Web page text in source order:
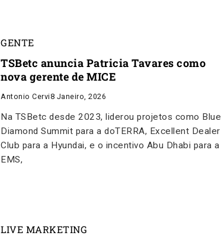
GENTE
TSBetc anuncia Patricia Tavares como
nova gerente de MICE
Antonio Cervi8 Janeiro, 2026
Na TSBetc desde 2023, liderou projetos como Blue
Diamond Summit para a doTERRA, Excellent Dealer
Club para a Hyundai, e o incentivo Abu Dhabi para a
EMS,
LIVE MARKETING